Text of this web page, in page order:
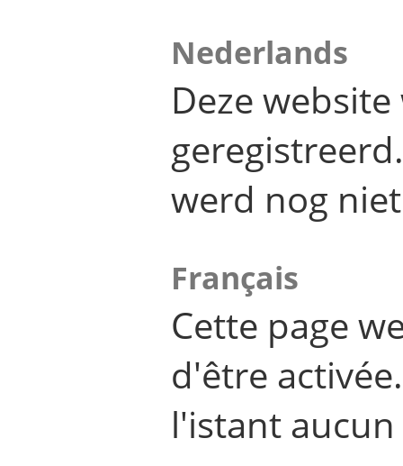
Nederlands
Deze
werd nog
Français
Cette page
d'être
l'istant